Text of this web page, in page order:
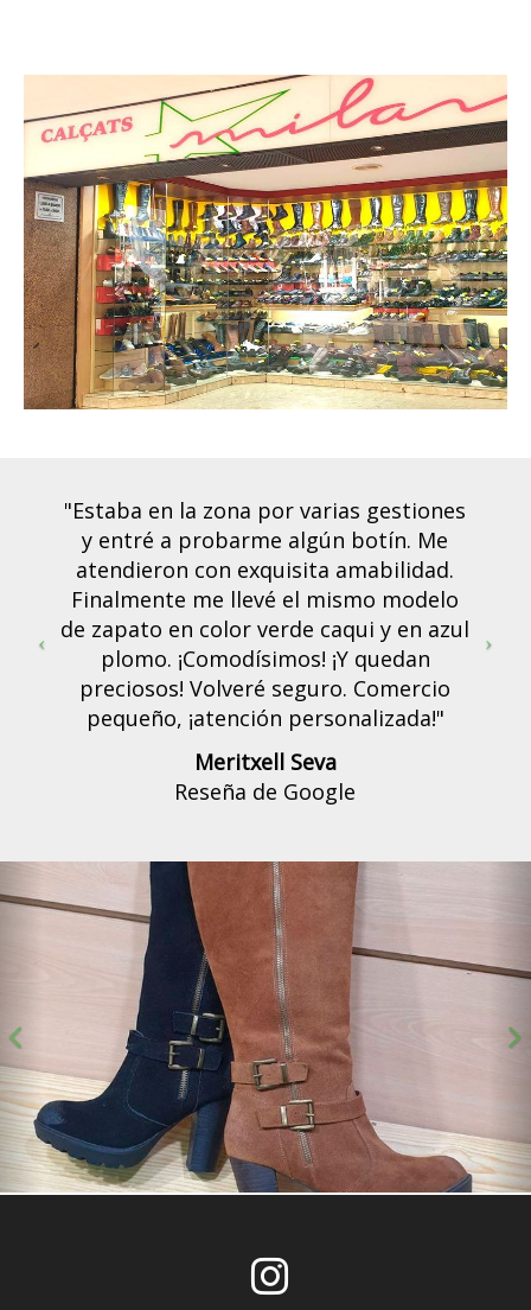
"Estaba en la zona por varias gestiones
y entré a probarme algún botín. Me
atendieron con exquisita amabilidad.
Finalmente me llevé el mismo modelo
de zapato en color verde caqui y en azul
plomo. ¡Comodísimos! ¡Y quedan
preciosos! Volveré seguro. Comercio
pequeño, ¡atención personalizada!"
Meritxell Seva
Reseña de Google